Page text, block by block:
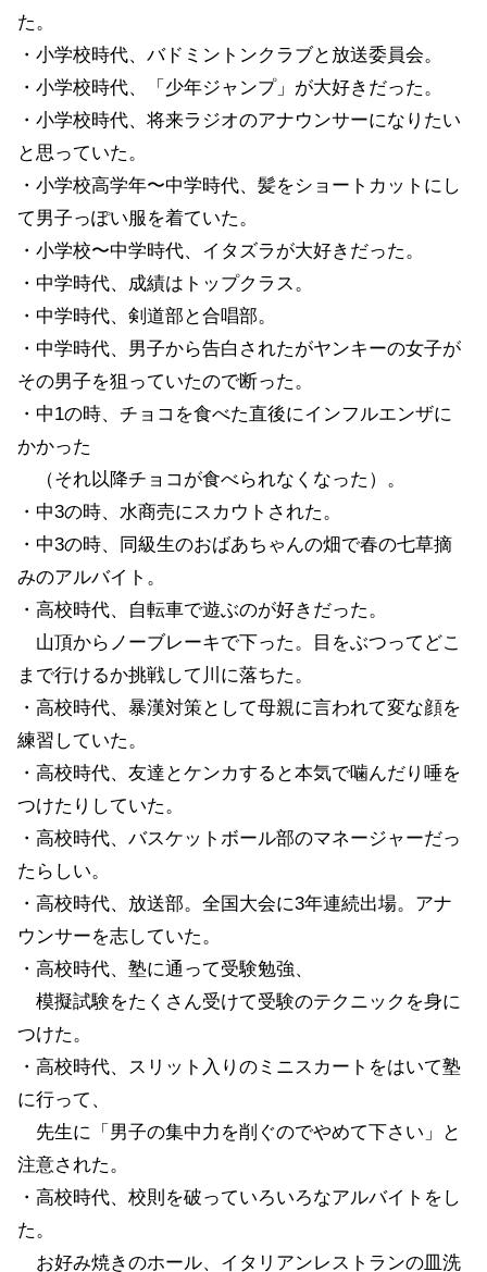
た。
・小学校時代、バドミントンクラブと放送委員会。
・小学校時代、「少年ジャンプ」が大好きだった。
・小学校時代、将来ラジオのアナウンサーになりたい
と思っていた。
・小学校高学年〜中学時代、髪をショートカットにし
て男子っぽい服を着ていた。
・小学校〜中学時代、イタズラが大好きだった。
・中学時代、成績はトップクラス。
・中学時代、剣道部と合唱部。
・中学時代、男子から告白されたがヤンキーの女子が
その男子を狙っていたので断った。
・中1の時、チョコを食べた直後にインフルエンザに
かかった
（それ以降チョコが食べられなくなった）。
・中3の時、水商売にスカウトされた。
・中3の時、同級生のおばあちゃんの畑で春の七草摘
みのアルバイト。
・高校時代、自転車で遊ぶのが好きだった。
山頂からノーブレーキで下った。目をぶつってどこ
まで行けるか挑戦して川に落ちた。
・高校時代、暴漢対策として母親に言われて変な顔を
練習していた。
・高校時代、友達とケンカすると本気で噛んだり唾を
つけたりしていた。
・高校時代、バスケットボール部のマネージャーだっ
たらしい。
・高校時代、放送部。全国大会に3年連続出場。アナ
ウンサーを志していた。
・高校時代、塾に通って受験勉強、
模擬試験をたくさん受けて受験のテクニックを身に
つけた。
・高校時代、スリット入りのミニスカートをはいて塾
に行って、
先生に「男子の集中力を削ぐのでやめて下さい」と
注意された。
・高校時代、校則を破っていろいろなアルバイトをし
た。
お好み焼きのホール、イタリアンレストランの皿洗